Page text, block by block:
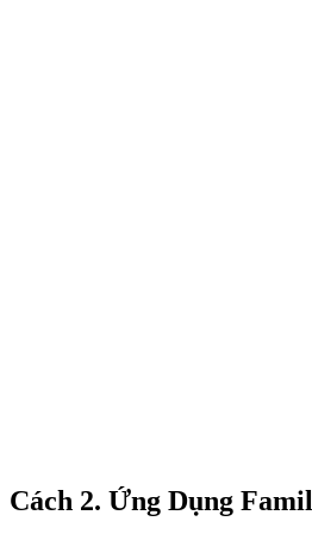
Cách 2. Ứng Dụng